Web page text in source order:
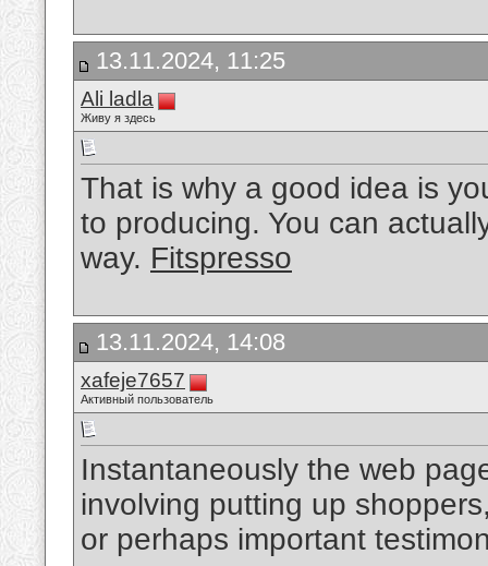
13.11.2024, 11:25
Ali ladla
Живу я здесь
That is why a good idea is
to producing. You can
way. Fitspresso
13.11.2024, 14:08
xafeje7657
Активный пользователь
Instantaneously the web
involving putting up
or perhaps important